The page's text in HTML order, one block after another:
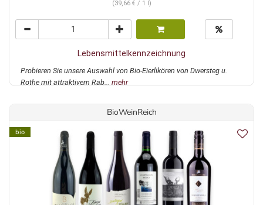
(39,66 € / 1 l)
Lebensmittelkennzeichnung
Probieren Sie unsere Auswahl von Bio-Eierlikören von Dwersteg u.
Rothe mit attraktivem Rab... mehr
BioWeinReich
bio